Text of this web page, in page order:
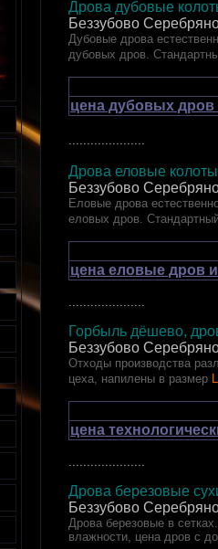
Дрова дубовые
Беззубово
Дубовые дрова
дубовых дров.
цена дубовых дров
Дрова еловые
Беззубово
Еловые дрова
еловых дров.
цена еловые дров
.....................
Горбыль дёшево,
Беззубово
Отходы производства
цеха, напилены в размер
цена
.....................
Дрова березовые
Беззубово
Дрова березовые в
влажности, цена дров с